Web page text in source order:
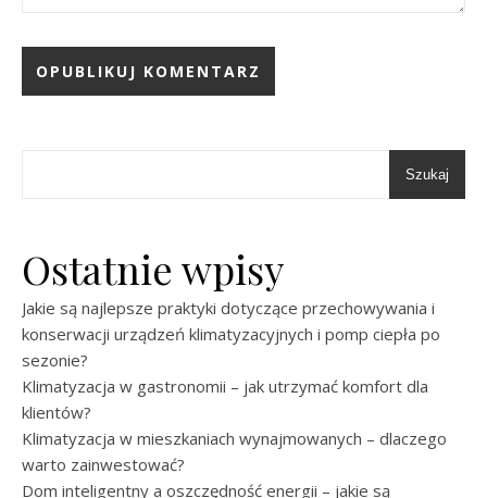
Szukaj
Ostatnie wpisy
Jakie są najlepsze praktyki dotyczące przechowywania i
konserwacji urządzeń klimatyzacyjnych i pomp ciepła po
sezonie?
Klimatyzacja w gastronomii – jak utrzymać komfort dla
klientów?
Klimatyzacja w mieszkaniach wynajmowanych – dlaczego
warto zainwestować?
Dom inteligentny a oszczędność energii – jakie są